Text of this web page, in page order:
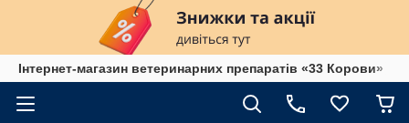
Інтернет-магазин ветеринарних препаратів «33 Корови»